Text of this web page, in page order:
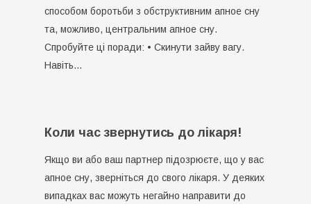
способом боротьби з обструктивним апное сну
та, можливо, центральним апное сну.
Спробуйте ці поради: • Скинути зайву вагу.
Навіть…
Коли час звернутись до лікаря!
Якщо ви або ваш партнер підозрюєте, що у вас
апное сну, зверніться до свого лікаря. У деяких
випадках вас можуть негайно направити до